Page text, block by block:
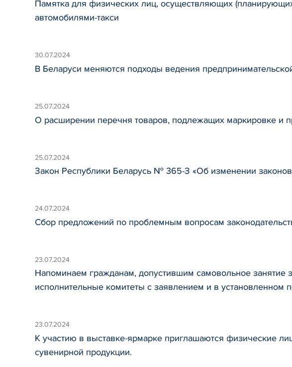
Памятка для физических лиц, осуществляющих
автомобилями-такси
30.07.2024
В Беларуси меняются подходы ведения
25.07.2024
О расширении перечня товаров, подлежащих маркировке и
25.07.2024
Закон Республики Беларусь № 365-З «Об изменении
24.07.2024
Сбор предложений по проблемным вопросам
23.07.2024
Напоминаем гражданам, допустившим самовольное занятие
исполнительные комитеты с заявлением и в
23.07.2024
К участию в выставке-ярмарке приглашаются физические
сувенирной продукции.